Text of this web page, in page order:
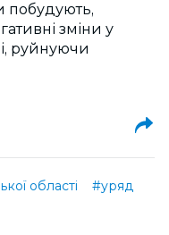
побудують,
зміни у
руйнуючи
області #уряд